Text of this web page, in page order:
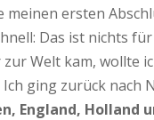
meinen ersten
Das ist nichts
Welt kam, wollte
ging zurück
England, Holland